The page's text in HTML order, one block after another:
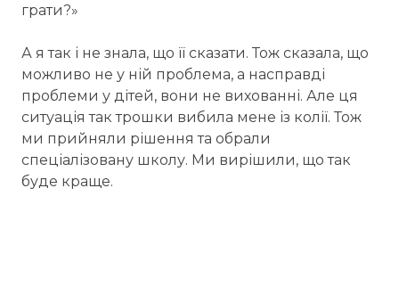
грати?»
А я так і не знала, що її сказати. Тож сказала, що
можливо не у ній проблема, а насправді
проблеми у дітей, вони не вихованні. Але ця
ситуація так трошки вибила мене із колії. Тож
ми прийняли рішення та обрали
спеціалізовану школу. Ми вирішили, що так
буде краще.